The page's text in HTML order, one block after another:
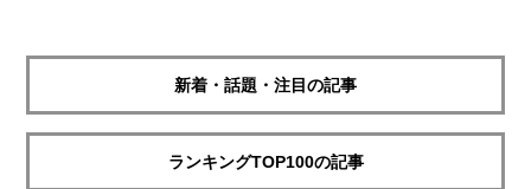
新着・話題・注目の記事
ランキングTOP100の記事